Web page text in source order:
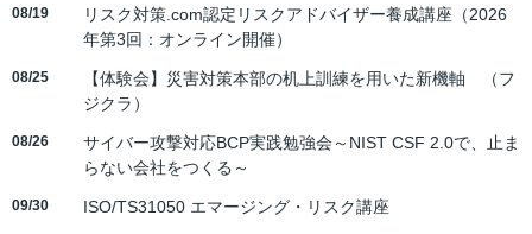
08/19
リスク対策.com認定リスクアドバイザー養成講座（2026
年第3回：オンライン開催）
08/25
【体験会】災害対策本部の机上訓練を用いた新機軸 （フ
ジクラ）
08/26
サイバー攻撃対応BCP実践勉強会～NIST CSF 2.0で、止ま
らない会社をつくる～
09/30 ISO/TS31050 エマージング・リスク講座